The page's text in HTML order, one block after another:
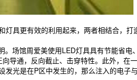
具更有效的利用起来，两者相结合，
场馆周爱美使用LED灯具具有节能省
通，反向截止、击穿特性。此外，在
光是在P区中发生的，那么注入的电子